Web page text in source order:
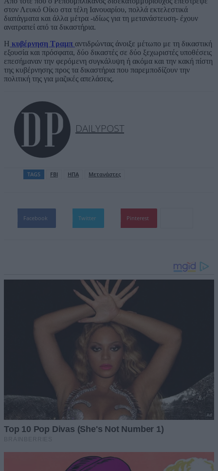
στον Λευκό Οίκο στα τέλη Ιανουαρίου, πολλά εκτελεστικά
διατάγματα και άλλα μέτρα -ιδίως για τη μετανάστευση- έχουν
ανατραπεί από τα δικαστήρια.
Η κυβέρνηση Τραμπ αντιδρώντας άνοιξε μέτωπο με τη δικαστική
εξουσία και πρόσφατα, δύο δικαστές σε δύο ξεχωριστές υποθέσεις
επεσήμαναν την φερόμενη συγκάλυψη ή ακόμα και την κακή πίστη
της κυβέρνησης προς τα δικαστήρια που παρεμποδίζουν την
πολιτική της για μαζικές απελάσεις.
DAILYPOST
TAGS FBI ΗΠΑ Μετανάστες
Facebook Twitter Pinterest